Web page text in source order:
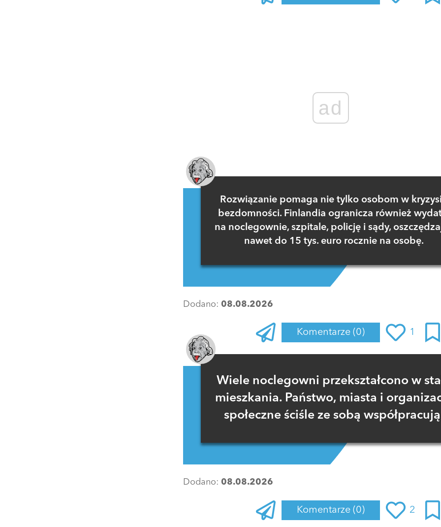
ad
Rozwiązanie pomaga nie tylko osobom w
bezdomności. Finlandia ogranicza również
na noclegownie, szpitale, policję i sądy,
nawet do 15 tys. euro rocznie na osobę.
Dodano: 08.08.2026
Komentarze (0) 1
Wiele noclegowni przekształcono w
mieszkania. Państwo, miasta i
społeczne ściśle ze sobą
Dodano: 08.08.2026
Komentarze (0) 2